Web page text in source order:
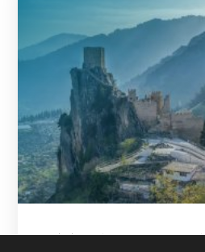
20/08/2024 No Hay Comentarios